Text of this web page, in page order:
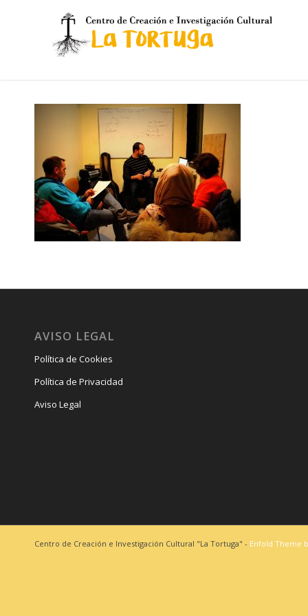
AVISO LEGAL
Política de Cookies
Política de Privacidad
Aviso Legal
Centro de Creación e Investigación Cultural "La Tortuga" - Enfold Theme